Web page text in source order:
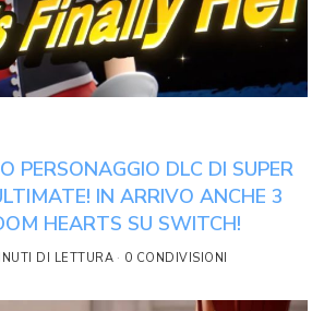
PERSONAGGIO DLC DI SUPER
IN ARRIVO ANCHE 3
HEARTS SU SWITCH!
DI LETTURA 0 CONDIVISIONI